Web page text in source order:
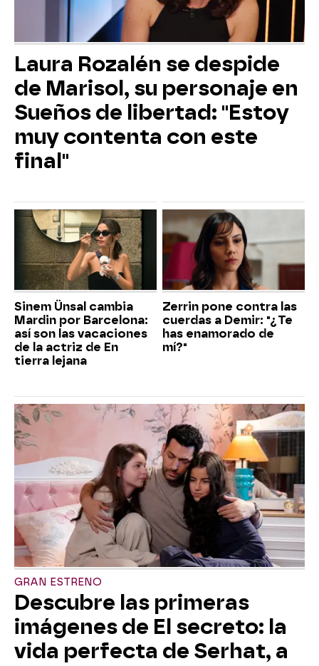
Laura Rozalén se despide
de Marisol, su personaje en
Sueños de libertad: "Estoy
muy contenta con este
final"
Sinem Ünsal cambia
Mardin por Barcelona:
así son las vacaciones
de la actriz de En
tierra lejana
Zerrin pone contra las
cuerdas a Demir: "¿Te
has enamorado de
mí?"
GRAN ESTRENO
Descubre las primeras
imágenes de El secreto: la
vida perfecta de Serhat, a